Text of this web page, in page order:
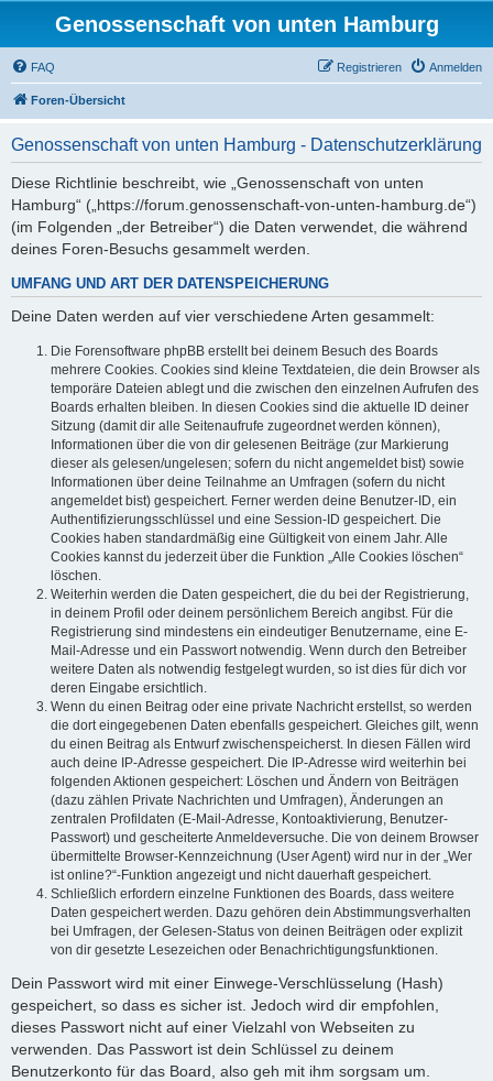
Genossenschaft von unten Hamburg
FAQ Anmelden
Registrieren
Foren-Übersicht
Genossenschaft von unten Hamburg - Datenschutzerklärung
Diese Richtlinie beschreibt, wie „Genossenschaft von unten
Hamburg“ („https://forum.genossenschaft-von-unten-hamburg.de“)
(im Folgenden „der Betreiber“) die Daten verwendet, die während
deines Foren-Besuchs gesammelt werden.
UMFANG UND ART DER DATENSPEICHERUNG
Deine Daten werden auf vier verschiedene Arten gesammelt:
Die Forensoftware phpBB erstellt bei deinem Besuch des Boards
mehrere Cookies. Cookies sind kleine Textdateien, die dein Browser als
temporäre Dateien ablegt und die zwischen den einzelnen Aufrufen des
Boards erhalten bleiben. In diesen Cookies sind die aktuelle ID deiner
Sitzung (damit dir alle Seitenaufrufe zugeordnet werden können),
Informationen über die von dir gelesenen Beiträge (zur Markierung
dieser als gelesen/ungelesen; sofern du nicht angemeldet bist) sowie
Informationen über deine Teilnahme an Umfragen (sofern du nicht
angemeldet bist) gespeichert. Ferner werden deine Benutzer-ID, ein
Authentifizierungsschlüssel und eine Session-ID gespeichert. Die
Cookies haben standardmäßig eine Gültigkeit von einem Jahr. Alle
Cookies kannst du jederzeit über die Funktion „Alle Cookies löschen“
löschen.
Weiterhin werden die Daten gespeichert, die du bei der Registrierung,
in deinem Profil oder deinem persönlichem Bereich angibst. Für die
Registrierung sind mindestens ein eindeutiger Benutzername, eine E-
Mail-Adresse und ein Passwort notwendig. Wenn durch den Betreiber
weitere Daten als notwendig festgelegt wurden, so ist dies für dich vor
deren Eingabe ersichtlich.
Wenn du einen Beitrag oder eine private Nachricht erstellst, so werden
die dort eingegebenen Daten ebenfalls gespeichert. Gleiches gilt, wenn
du einen Beitrag als Entwurf zwischenspeicherst. In diesen Fällen wird
auch deine IP-Adresse gespeichert. Die IP-Adresse wird weiterhin bei
folgenden Aktionen gespeichert: Löschen und Ändern von Beiträgen
(dazu zählen Private Nachrichten und Umfragen), Änderungen an
zentralen Profildaten (E-Mail-Adresse, Kontoaktivierung, Benutzer-
Passwort) und gescheiterte Anmeldeversuche. Die von deinem Browser
übermittelte Browser-Kennzeichnung (User Agent) wird nur in der „Wer
ist online?“-Funktion angezeigt und nicht dauerhaft gespeichert.
Schließlich erfordern einzelne Funktionen des Boards, dass weitere
Daten gespeichert werden. Dazu gehören dein Abstimmungsverhalten
bei Umfragen, der Gelesen-Status von deinen Beiträgen oder explizit
von dir gesetzte Lesezeichen oder Benachrichtigungsfunktionen.
Dein Passwort wird mit einer Einwege-Verschlüsselung (Hash)
gespeichert, so dass es sicher ist. Jedoch wird dir empfohlen,
dieses Passwort nicht auf einer Vielzahl von Webseiten zu
verwenden. Das Passwort ist dein Schlüssel zu deinem
Benutzerkonto für das Board, also geh mit ihm sorgsam um.